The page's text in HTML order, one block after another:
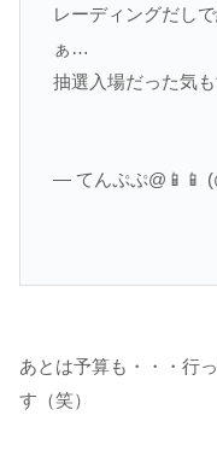
レーディングだし
ぁ…
抽選入場だった気
— てんぷぷ@📱📱
あとは予算も・・・行
す（笑）